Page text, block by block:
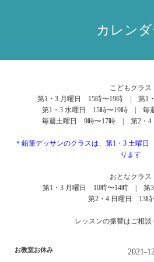
カレンダ
こどもクラス
第1・3 月曜日 15時〜19時 | 第1
第1・3 水曜日 15時〜19時 | 毎
毎週土曜日 9時〜17時 | 第2・4
＊鉛筆デッサンのクラスは、第1・3 土曜
ります
おとなクラス
第1・3 月曜日 10時〜14時 | 第
第2・4 日曜日 13時
レッスンの振替はご相談
お教室お休み 2021-